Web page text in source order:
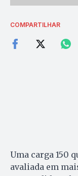
COMPARTILHAR
Uma carga 150
avaliada em